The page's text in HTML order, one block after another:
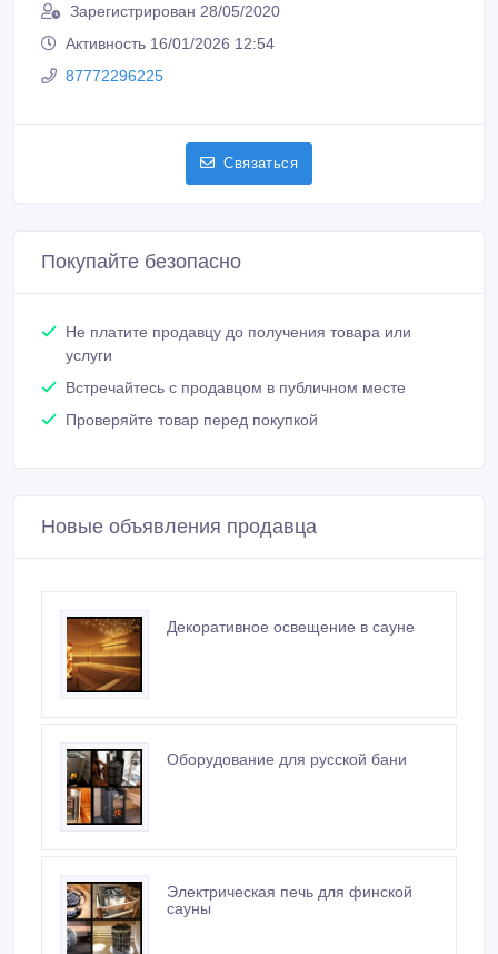
Зарегистрирован 28/05/2020
Активность 16/01/2026 12:54
87772296225
Связаться
Покупайте безопасно
Не платите продавцу до получения товара или
услуги
Встречайтесь с продавцом в публичном месте
Проверяйте товар перед покупкой
Новые объявления продавца
Декоративное освещение в сауне
Оборудование для русской бани
Электрическая печь для финской
сауны